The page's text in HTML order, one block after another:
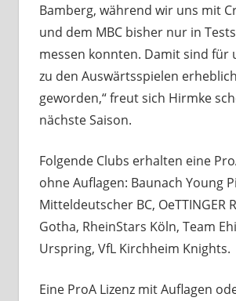
Bamberg, während wir uns mit
und dem MBC bisher nur in
messen konnten. Damit sind für
zu den Auswärtsspielen
geworden,“ freut sich Hirmke
nächste Saison.
Folgende Clubs erhalten eine
ohne Auflagen: Baunach Young
Mitteldeutscher BC, OeTTINGER
Gotha, RheinStars Köln, Team
Urspring, VfL Kirchheim Knights.
Eine ProA Lizenz mit Auflagen